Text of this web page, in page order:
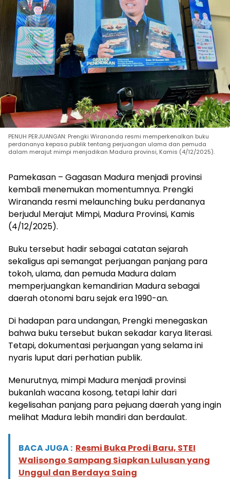
PENUH PERJUANGAN: Prengki Wirananda resmi memperkenalkan buku
perdananya kepasa publik tentang perjuangan ulama dan pemuda
dalam merajut mimpi menjadikan Madura provinsi, Kamis (4/12/2025).
Pamekasan – Gagasan Madura menjadi provinsi
kembali menemukan momentumnya. Prengki
Wirananda resmi melaunching buku perdananya
berjudul Merajut Mimpi, Madura Provinsi, Kamis
(4/12/2025).
Buku tersebut hadir sebagai catatan sejarah
sekaligus api semangat perjuangan panjang para
tokoh, ulama, dan pemuda Madura dalam
memperjuangkan kemandirian Madura sebagai
daerah otonomi baru sejak era 1990-an.
Di hadapan para undangan, Prengki menegaskan
bahwa buku tersebut bukan sekadar karya literasi.
Tetapi, dokumentasi perjuangan yang selama ini
nyaris luput dari perhatian publik.
Menurutnya, mimpi Madura menjadi provinsi
bukanlah wacana kosong, tetapi lahir dari
kegelisahan panjang para pejuang daerah yang ingin
melihat Madura lebih mandiri dan berdaulat.
BACA JUGA : Resmi Buka Prodi Baru, STEI
Walisongo Sampang Siapkan Lulusan yang
Unggul dan Berdaya Saing